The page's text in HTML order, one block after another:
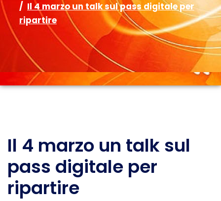
Il 4 marzo un talk sul pass digitale per
ripartire
Il 4 marzo un talk sul
pass digitale per
ripartire